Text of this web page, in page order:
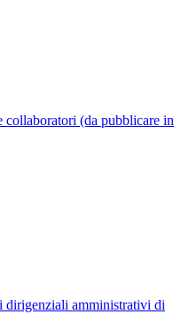
collaboratori (da pubblicare in
dirigenziali amministrativi di